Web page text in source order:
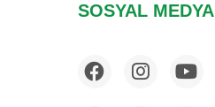
SOSYAL MEDYA